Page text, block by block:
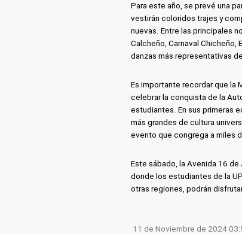
Para este año, se prevé una
vestirán coloridos trajes y
nuevas. Entre las principales
Calcheño, Carnaval Chicheño,
danzas más representativas
Es importante recordar que la
celebrar la conquista de la
estudiantes. En sus primeras
más grandes de cultura
evento que congrega a miles
Este sábado, la Avenida 16
donde los estudiantes de la
otras regiones, podrán
11 de Noviembre de 2024